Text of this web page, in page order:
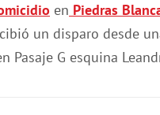
en Piedras
un disparo desde
Pasaje G esquina